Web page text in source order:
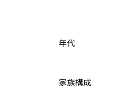
年代
家族構成